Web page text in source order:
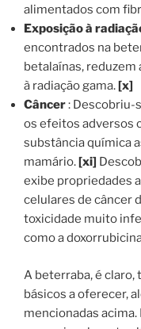
alimentados com
Exposição à
encontrados na
betalaínas, reduzem
à radiação gama.[x]
Câncer: Descobriu-
os efeitos adversos
substância química
mamário.[xi]
exibe propriedades
celulares de câncer
toxicidade muito
como a
A beterraba, é
básicos a oferecer,
mencionadas